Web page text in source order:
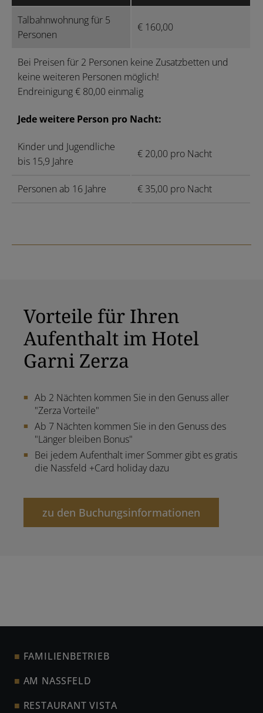
Talbahnwohnung für 5
Personen
€ 160,00
Bei Preisen für 2 Personen keine Zusatzbetten und
keine weiteren Personen möglich!
Endreinigung € 80,00 einmalig
Jede weitere Person pro Nacht:
Kinder und Jugendliche
bis 15,9 Jahre
€ 20,00 pro Nacht
Personen ab 16 Jahre € 35,00 pro Nacht
Vorteile für Ihren
Aufenthalt im Hotel
Garni Zerza
Ab 2 Nächten kommen Sie in den Genuss aller
"Zerza Vorteile"
Ab 7 Nächten kommen Sie in den Genuss des
"Länger bleiben Bonus"
Bei jedem Aufenthalt imer Sommer gibt es gratis
die Nassfeld +Card holiday dazu
zu den Buchungsinformationen
FAMILIENBETRIEB
AM NASSFELD
RESTAURANT VISTA